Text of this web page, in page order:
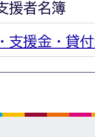
援者名簿
支援金・貸